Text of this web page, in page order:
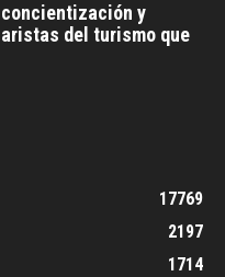
y
del turismo que
17769
2197
1714